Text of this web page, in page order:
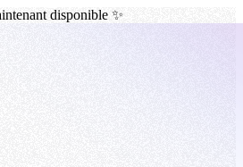
disponible ✨